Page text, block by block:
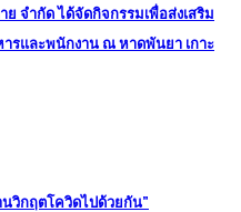
จำกัด ได้จัดกิจกรรมเพื่อส่งเสริม
รและพนักงาน ณ หาดพันยา เกาะ
วิกฤตโควิดไปด้วยกัน”